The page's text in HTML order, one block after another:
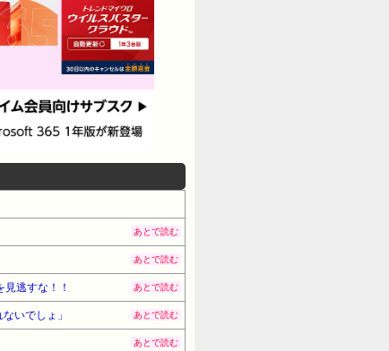
あとで読む
あとで読む
逃すな！！ あとで読む
いでしょ」 あとで読む
あとで読む